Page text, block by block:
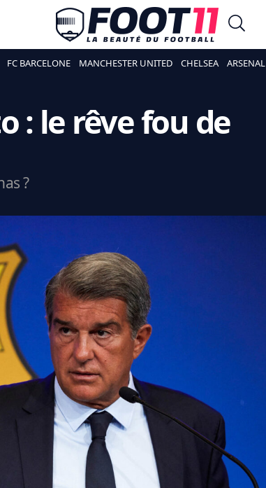
FC BARCELONE MANCHESTER UNITED CHELSEA ARSENAL
: le rêve fou de
?